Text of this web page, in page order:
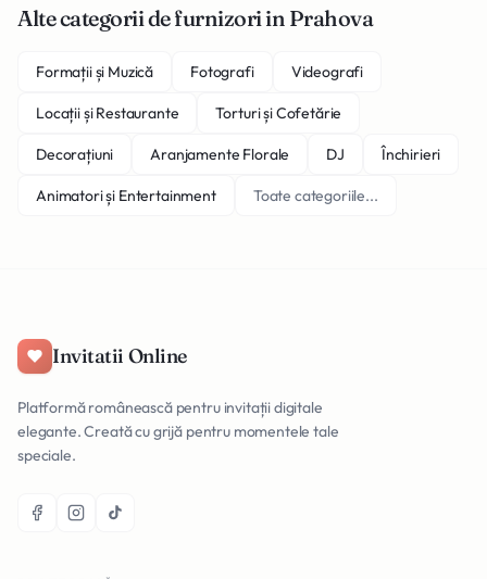
Alte categorii de furnizori in Prahova
Formații și Muzică Fotografi Videografi
Locații și Restaurante Torturi și Cofetărie
Decorațiuni Aranjamente Florale DJ Închirieri
Animatori și Entertainment Toate categoriile...
Invitatii Online
Platformă românească pentru invitații digitale
elegante. Creată cu grijă pentru momentele tale
speciale.